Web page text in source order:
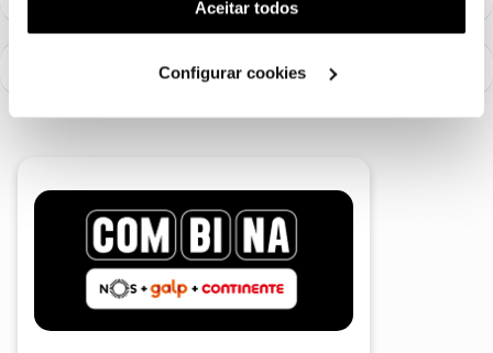
(cookies de publicidade personalizada). Pode gerir a
utilização dos cookies clicando em "Configurar
Aceitar todos
Configurar cookies